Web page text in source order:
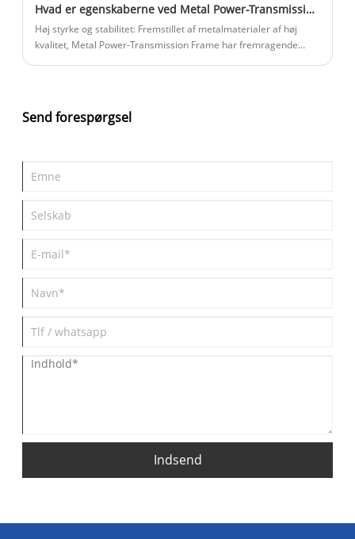
Hvad er egenskaberne ved Metal Power-Transmission Frame?
Høj styrke og stabilitet: Fremstillet af metalmaterialer af høj
kvalitet, Metal Power-Transmission Frame har fremragende
Send forespørgsel
Indsend